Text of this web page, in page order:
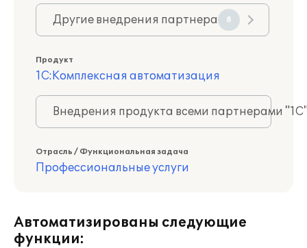
Другие внедрения партнера 8
Продукт
1С:Комплексная автоматизация
Внедрения продукта всеми партнерами
Отрасль / Функциональная задача
Профессиональные услуги
Автоматизированы следующие
функции: